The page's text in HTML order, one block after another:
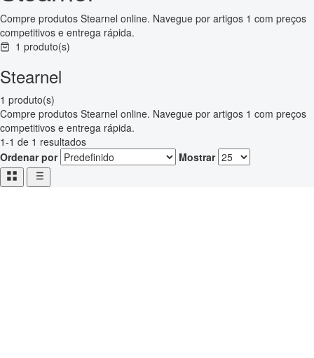
Compre produtos Stearnel online. Navegue por artigos 1 com preços
competitivos e entrega rápida.
1 produto(s)
Stearnel
1 produto(s)
Compre produtos Stearnel online. Navegue por artigos 1 com preços
competitivos e entrega rápida.
1-1 de 1 resultados
Ordenar por
Mostrar